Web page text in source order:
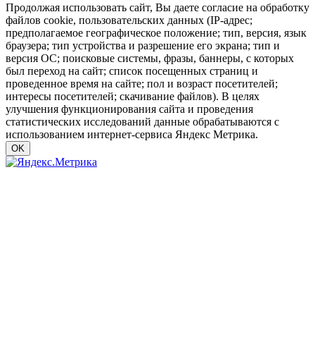
Продолжая использовать сайт, Вы даете согласие на обработку
файлов cookie, пользовательских данных (IP-адрес;
предполагаемое географическое положение; тип, версия, язык
браузера; тип устройства и разрешение его экрана; тип и
версия ОС; поисковые системы, фразы, баннеры, с которых
был переход на сайт; список посещенных страниц и
проведенное время на сайте; пол и возраст посетителей;
интересы посетителей; скачивание файлов). В целях
улучшения функционирования сайта и проведения
статистических исследований данные обрабатываются с
использованием интернет-сервиса Яндекс Метрика.
OK